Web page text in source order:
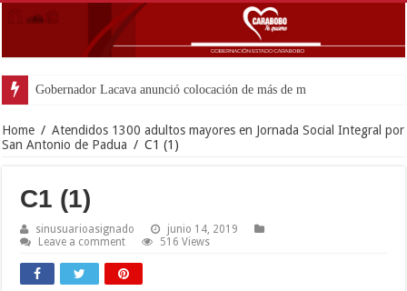
Gobernador Lacava anunció colocación de más de mil 500 tonel
Home / Atendidos 1300 adultos mayores en Jornada Social Integral por
San Antonio de Padua / C1 (1)
C1 (1)
sinusuarioasignado
junio 14, 2019
Leave a comment
516 Views